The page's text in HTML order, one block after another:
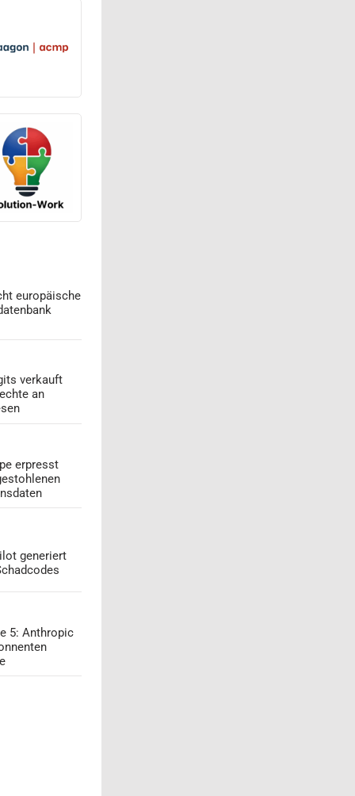
europäische
verkauft
an
erpresst
generiert
5: Anthropic